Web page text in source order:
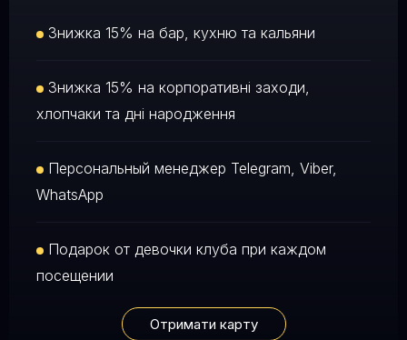
Знижка 15% на бар, кухню та кальяни
Знижка 15% на корпоративні заходи,
хлопчаки та дні народження
Персональный менеджер Telegram, Viber,
WhatsApp
Подарок от девочки клуба при каждом
посещении
Отримати карту